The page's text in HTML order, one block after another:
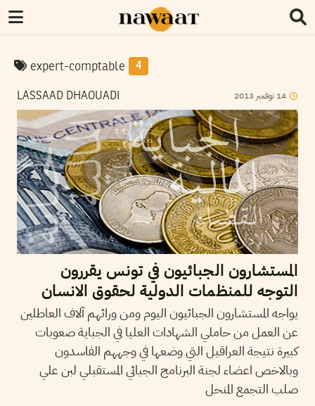
expert-comptable 4
LASSAAD DHAOUADI 14 نوفمبر 2013
المستشارون الجبائيون في تونس يقررون
التوجه للمنظمات الدولية لحقوق الانسان
يواجه المستشارون الجبائيون اليوم ومن ورائهم آلاف العاطلين
عن العمل من حاملي الشهادات العليا في الجباية صعوبات
كبيرة نتيجة العراقيل التي وضعها في وجههم الفاسدون
وبالاخص اعضاء لجنة البرنامج الجبائي المستقبلي لبن علي
صلب التجمع المنحل